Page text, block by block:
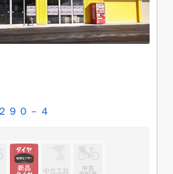
９０－４